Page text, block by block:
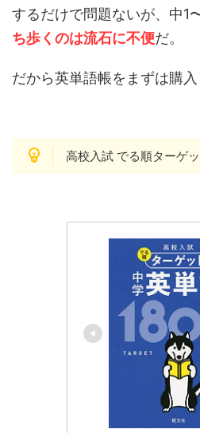
するだけで問題ないが、中1
ち歩くのは流石に不便だ。
だから英単語帳をまずは購入
高校入試 でる順ターゲ